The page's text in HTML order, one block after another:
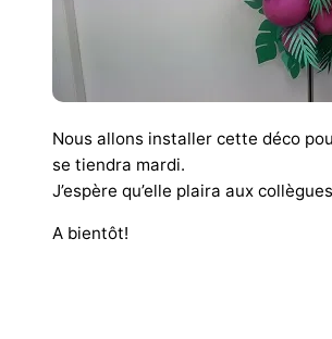
Nous allons installer cette déco
se tiendra mardi.
J’espère qu’elle plaira aux
A bientôt!